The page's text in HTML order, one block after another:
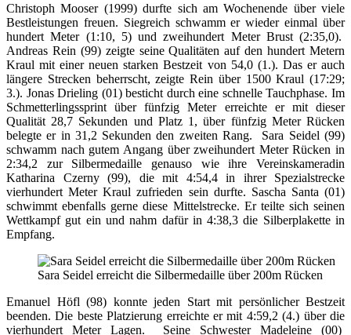
Christoph Mooser (1999) durfte sich am Wochenende über viele
Bestleistungen freuen. Siegreich schwamm er wieder einmal über
hundert Meter (1:10, 5) und zweihundert Meter Brust (2:35,0).
Andreas Rein (99) zeigte seine Qualitäten auf den hundert Metern
Kraul mit einer neuen starken Bestzeit von 54,0 (1.). Das er auch
längere Strecken beherrscht, zeigte Rein über 1500 Kraul (17:29;
3.). Jonas Drieling (01) besticht durch eine schnelle Tauchphase. Im
Schmetterlingssprint über fünfzig Meter erreichte er mit dieser
Qualität 28,7 Sekunden und Platz 1, über fünfzig Meter Rücken
belegte er in 31,2 Sekunden den zweiten Rang. Sara Seidel (99)
schwamm nach gutem Angang über zweihundert Meter Rücken in
2:34,2 zur Silbermedaille genauso wie ihre Vereinskameradin
Katharina Czerny (99), die mit 4:54,4 in ihrer Spezialstrecke
vierhundert Meter Kraul zufrieden sein durfte. Sascha Santa (01)
schwimmt ebenfalls gerne diese Mittelstrecke. Er teilte sich seinen
Wettkampf gut ein und nahm dafür in 4:38,3 die Silberplakette in
Empfang.
Sara Seidel erreicht die Silbermedaille über 200m Rücken
Emanuel Höfl (98) konnte jeden Start mit persönlicher Bestzeit
beenden. Die beste Platzierung erreichte er mit 4:59,2 (4.) über die
vierhundert Meter Lagen. Seine Schwester Madeleine (00)